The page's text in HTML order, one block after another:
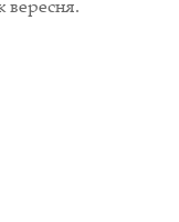
вересня.